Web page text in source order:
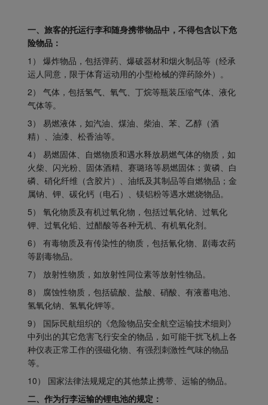
一、旅客的托运行李和随身携带物品中，不得包含以下危
险物品：
1） 爆炸物品，包括弹药、爆破器材和烟火制品等（经承
运人同意，限于体育运动用的小型枪械的弹药除外）。
2） 气体，包括氢气、氧气、丁烷等瓶装压缩气体、液化
气体等。
3） 易燃液体，如汽油、煤油、柴油、苯、乙醇（酒
精）、油漆、松香油等。
4） 易燃固体、自燃物质和遇水释放易燃气体的物质，如
火柴、闪光粉、固体酒精、赛璐珞等易燃固体；黄磷、白
磷、硝化纤维（含胶片）、油纸及其制品等自燃物品；金
属钠、钾、碳化钙（电石）、镁铝粉等遇水燃烧物品。
5） 氧化物质及有机过氧化物，包括过氧化钠、过氧化
钾、过氧化铅、过醋酸等各种无机、有机氧化剂。
6） 有毒物质及有传染性的物质，包括氰化物、剧毒农药
等剧毒物品。
7） 放射性物质，如放射性同位素等放射性物品。
8） 腐蚀性物质，包括硫酸、盐酸、硝酸、有液蓄电池、
氢氧化钠、氢氧化钾等。
9） 国际民航组织的《危险物品安全航空运输技术细则》
中列出的其它危害飞行安全的物品，如可能干扰飞机上各
种仪表正常工作的强磁化物、有强烈刺激性气味的物品
等。
10） 国家法律法规规定的其他禁止携带、运输的物品。
二、作为行李运输的锂电池的规定：